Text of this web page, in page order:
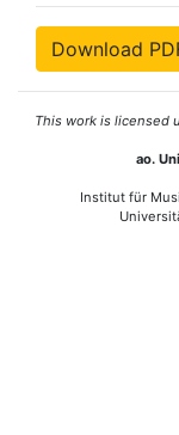
Download
This work is licensed
ao.
Institut für